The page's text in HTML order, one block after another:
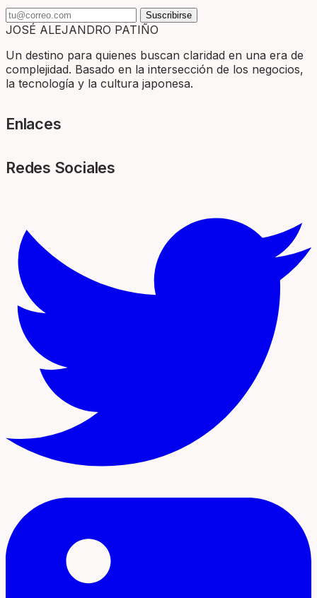
Suscribirse
JOSÉ ALEJANDRO PATIÑO
Un destino para quienes buscan claridad en una era de
complejidad. Basado en la intersección de los negocios,
la tecnología y la cultura japonesa.
Enlaces
Redes Sociales